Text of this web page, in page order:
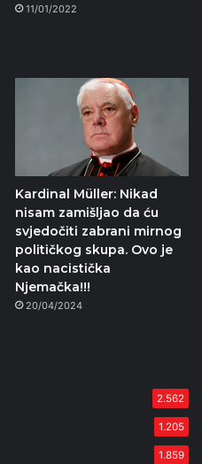
11/01/2022
Kardinal Müller: Nikad
nisam zamišljao da ću
svjedočiti zabrani mirnog
političkog skupa. Ovo je
kao nacistička
Njemačka!!!
20/04/2024
2.562
1.205
1.859